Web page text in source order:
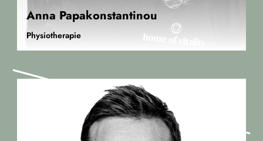
Anna Papakonstantinou
Physiotherapie